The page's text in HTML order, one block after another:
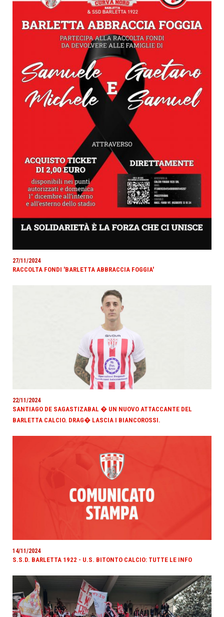
27/11/2024
RACCOLTA FONDI 'BARLETTA ABBRACCIA FOGGIA'
22/11/2024
SANTIAGO DE SAGASTIZABAL � UN NUOVO ATTACCANTE DEL
BARLETTA CALCIO. DRAG� LASCIA I BIANCOROSSI.
14/11/2024
S.S.D. BARLETTA 1922 - U.S. BITONTO CALCIO: TUTTE LE INFO